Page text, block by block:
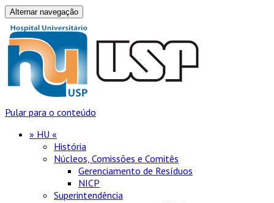
Alternar navegação
Pular para o conteúdo
» HU «
História
Núcleos, Comissões e Comitês
Gerenciamento de Resíduos
NICP
Superintendência